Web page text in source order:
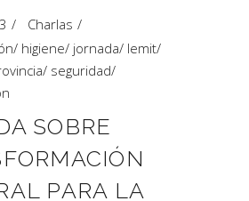
Charlas
/ higiene/ jornada/ lemit/
/ seguridad/
SOBRE
PARA LA